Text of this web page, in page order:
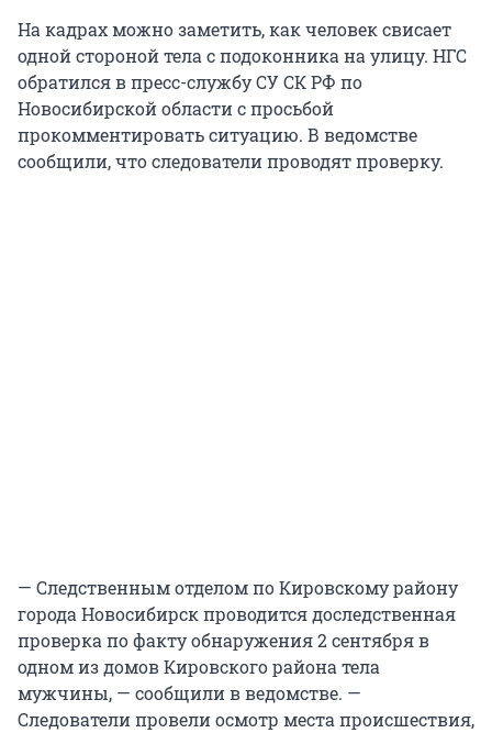
На кадрах можно заметить, как человек свисает
одной стороной тела с подоконника на улицу. НГС
обратился в пресс-службу СУ СК РФ по
Новосибирской области с просьбой
прокомментировать ситуацию. В ведомстве
сообщили, что следователи проводят проверку.
— Следственным отделом по Кировскому району
города Новосибирск проводится доследственная
проверка по факту обнаружения 2 сентября в
одном из домов Кировского района тела
мужчины, — сообщили в ведомстве. —
Следователи провели осмотр места происшествия,